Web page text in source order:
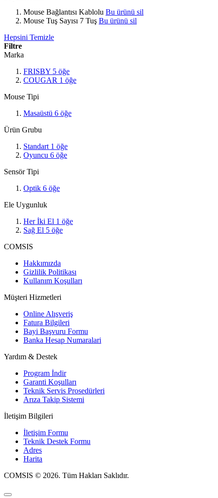
Mouse Bağlantısı Kablolu Bu ürünü sil
Mouse Tuş Sayısı 7 Tuş Bu ürünü sil
Hepsini Temizle
Filtre
Marka
FRISBY 5 öğe
COUGAR 1 öğe
Mouse Tipi
Masaüstü 6 öğe
Ürün Grubu
Standart 1 öğe
Oyuncu 6 öğe
Sensör Tipi
Optik 6 öğe
Ele Uygunluk
Her İki El 1 öğe
Sağ El 5 öğe
COMSIS
Hakkımızda
Gizlilik Politikası
Kullanım Koşulları
Müşteri Hizmetleri
Online Alışveriş
Fatura Bilgileri
Bayi Başvuru Formu
Banka Hesap Numaralari
Yardım & Destek
Program İndir
Garanti Koşulları
Teknik Servis Prosedürleri
Arıza Takip Sistemi
İletişim Bilgileri
İletişim Formu
Teknik Destek Formu
Adres
Harita
COMSIS © 2026. Tüm Hakları Saklıdır.